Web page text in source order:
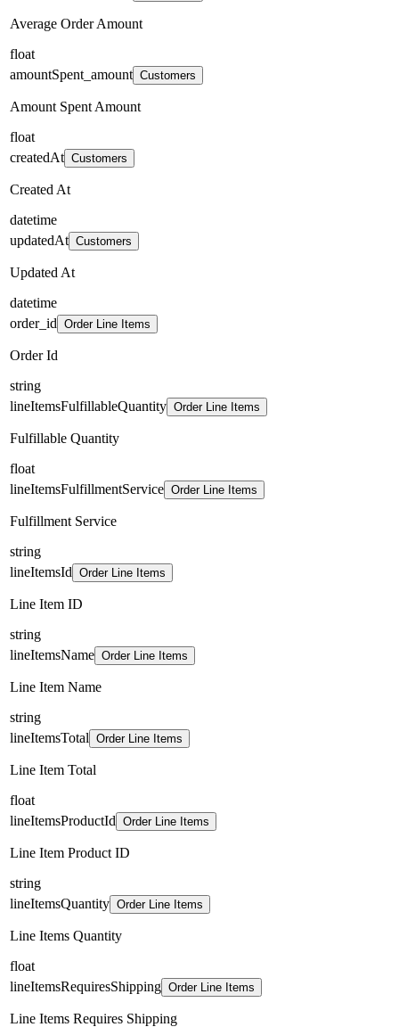
Average Order Amount
float
amountSpent_amount Customers
Amount Spent Amount
float
createdAt Customers
Created At
datetime
updatedAt Customers
Updated At
datetime
order_id Order Line Items
Order Id
string
lineItemsFulfillableQuantity Order Line Items
Fulfillable Quantity
float
lineItemsFulfillmentService Order Line Items
Fulfillment Service
string
lineItemsId Order Line Items
Line Item ID
string
lineItemsName Order Line Items
Line Item Name
string
lineItemsTotal Order Line Items
Line Item Total
float
lineItemsProductId Order Line Items
Line Item Product ID
string
lineItemsQuantity Order Line Items
Line Items Quantity
float
lineItemsRequiresShipping Order Line Items
Line Items Requires Shipping